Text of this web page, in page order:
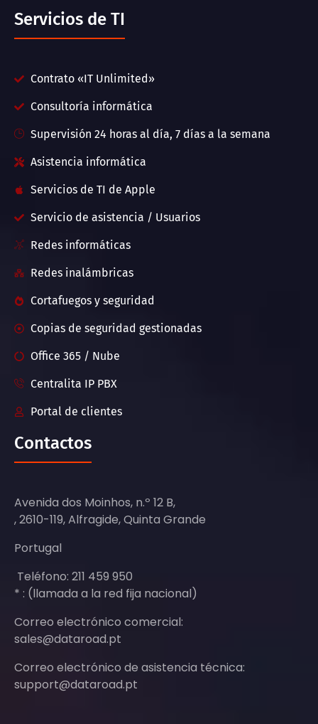
Servicios de TI
Contrato «IT Unlimited»
Consultoría informática
Supervisión 24 horas al día, 7 días a la semana
Asistencia informática
Servicios de TI de Apple
Servicio de asistencia / Usuarios
Redes informáticas
Redes inalámbricas
Cortafuegos y seguridad
Copias de seguridad gestionadas
Office 365 / Nube
Centralita IP PBX
Portal de clientes
Contactos
Avenida dos Moinhos, n.º 12 B,
, 2610-119, Alfragide, Quinta Grande
Portugal
Teléfono: 211 459 950
* : (llamada a la red fija nacional)
Correo electrónico comercial:
sales@dataroad.pt
Correo electrónico de asistencia técnica:
support@dataroad.pt